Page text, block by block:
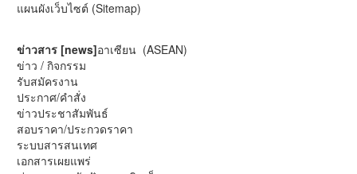
แผนผังเว็บไซต์ (Sitemap)
ข่าวสาร [news]อาเซียน (ASEAN)
ข่าว / กิจกรรม
รับสมัครงาน
ประกาศ/คำสั่ง
ข่าวประชาสัมพันธ์
สอบราคา/ประกวดราคา
ระบบสารสนเทศ
เอกสารเผยแพร่